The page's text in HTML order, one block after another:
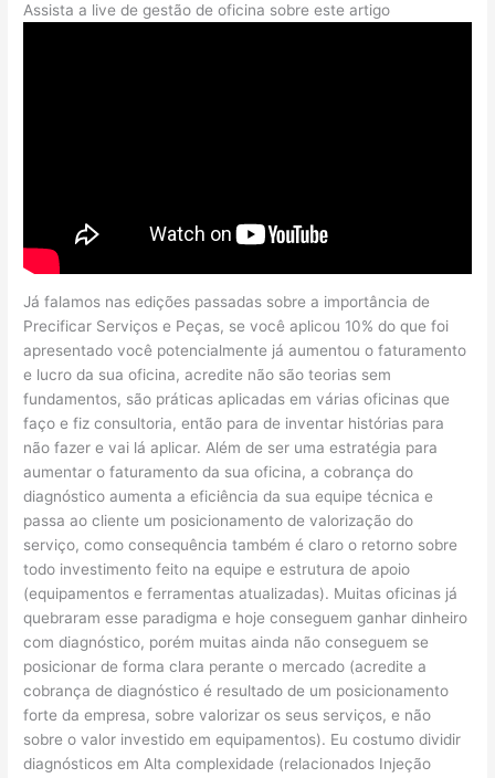
Assista a live de gestão de oficina sobre este artigo
Já falamos nas edições passadas sobre a importância de
Precificar Serviços e Peças, se você aplicou 10% do que foi
apresentado você potencialmente já aumentou o faturamento
e lucro da sua oficina, acredite não são teorias sem
fundamentos, são práticas aplicadas em várias oficinas que
faço e fiz consultoria, então para de inventar histórias para
não fazer e vai lá aplicar. Além de ser uma estratégia para
aumentar o faturamento da sua oficina, a cobrança do
diagnóstico aumenta a eficiência da sua equipe técnica e
passa ao cliente um posicionamento de valorização do
serviço, como consequência também é claro o retorno sobre
todo investimento feito na equipe e estrutura de apoio
(equipamentos e ferramentas atualizadas). Muitas oficinas já
quebraram esse paradigma e hoje conseguem ganhar dinheiro
com diagnóstico, porém muitas ainda não conseguem se
posicionar de forma clara perante o mercado (acredite a
cobrança de diagnóstico é resultado de um posicionamento
forte da empresa, sobre valorizar os seus serviços, e não
sobre o valor investido em equipamentos). Eu costumo dividir
diagnósticos em Alta complexidade (relacionados Injeção